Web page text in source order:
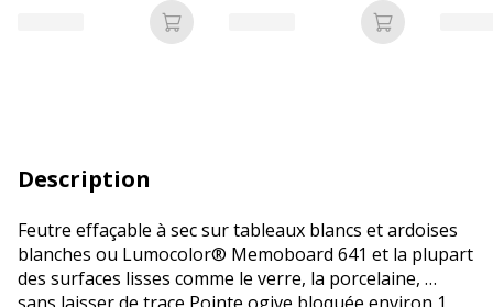
Ajouter au panier Ajouter au
Description
Feutre effaçable à sec sur tableaux blancs et ardoises
blanches ou Lumocolor® Memoboard 641 et la plupart
des surfaces lisses comme le verre, la porcelaine, …